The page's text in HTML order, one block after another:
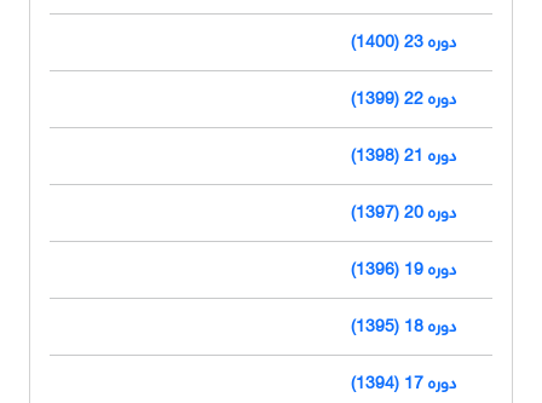
دوره 23 (1400)
دوره 22 (1399)
دوره 21 (1398)
دوره 20 (1397)
دوره 19 (1396)
دوره 18 (1395)
دوره 17 (1394)